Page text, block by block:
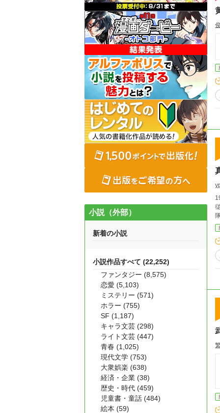
小説（外部）
新着の小説
小説作品すべて (22,252)
ファンタジー (8,575)
恋愛 (5,103)
ミステリー (571)
ホラー (755)
SF (1,187)
キャラ文芸 (298)
ライト文芸 (447)
青春 (1,025)
現代文学 (753)
大衆娯楽 (638)
経済・企業 (38)
歴史・時代 (459)
児童書・童話 (484)
絵本 (59)